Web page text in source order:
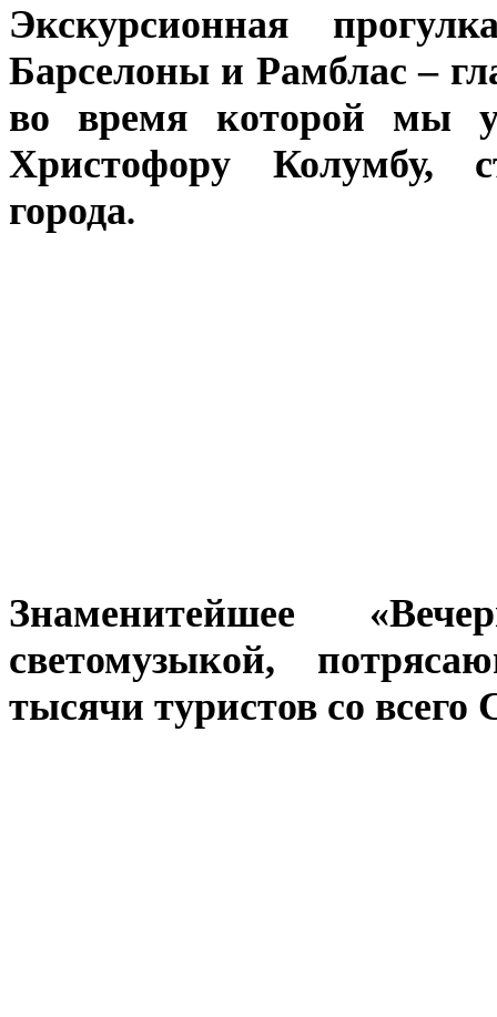
Экскурсионная
Барселоны и Рамблас –
во время которой мы
Христофору Колумбу,
города.
Знаменитейшее
светомузыкой,
тысячи туристов со всего